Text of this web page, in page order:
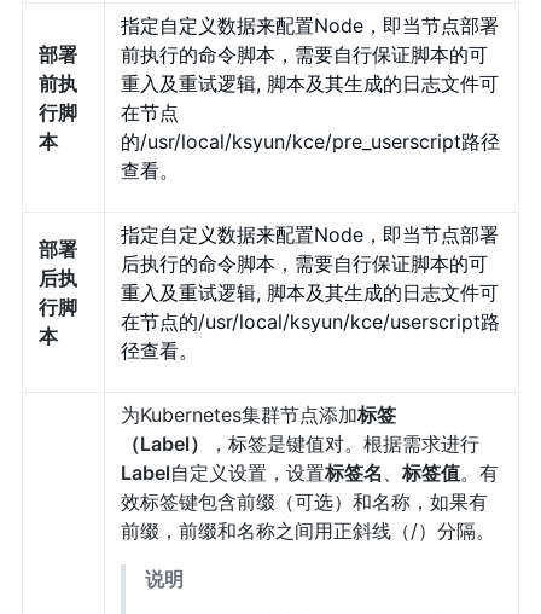
部署
前执
行脚
本
指定自定义数据来配置Node，即当节点部署
前执行的命令脚本，需要自行保证脚本的可
重入及重试逻辑, 脚本及其生成的日志文件可
在节点
的/usr/local/ksyun/kce/pre_userscript路径
查看。
部署
后执
行脚
本
指定自定义数据来配置Node，即当节点部署
后执行的命令脚本，需要自行保证脚本的可
重入及重试逻辑, 脚本及其生成的日志文件可
在节点的/usr/local/ksyun/kce/userscript路
径查看。
为Kubernetes集群节点添加标签
（Label）
，标签是键值对。根据需求进行
Label自定义设置，设置标签名 、 标签值。有
效标签键包含前缀（可选）和名称，如果有
前缀，前缀和名称之间用正斜线（/）分隔。
说明